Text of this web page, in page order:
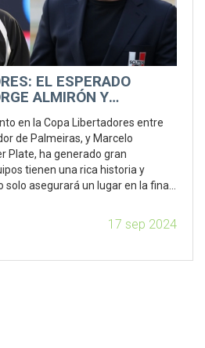
EL ESPERADO
ALMIRÓN Y
en la Copa Libertadores entre
de Palmeiras, y Marcelo
Plate, ha generado gran
tienen una rica historia y
asegurará un lugar en la final,
apasionante en el fútbol
17 sep 2024